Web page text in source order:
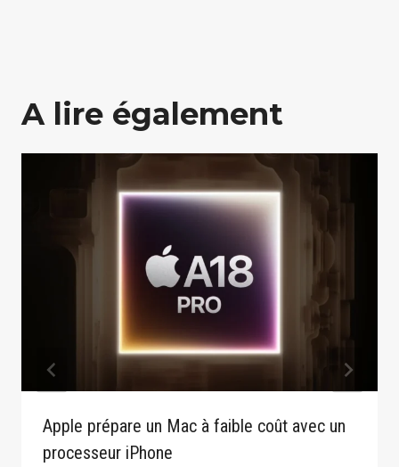
A lire également
Apple prépare un Mac à faible coût avec un
processeur iPhone